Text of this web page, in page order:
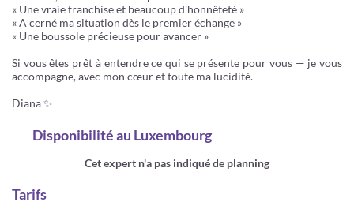
« Une vraie franchise et beaucoup d'honnêteté »
« A cerné ma situation dès le premier échange »
« Une boussole précieuse pour avancer »
Si vous êtes prêt à entendre ce qui se présente pour vous — je vous
accompagne, avec mon cœur et toute ma lucidité.
Diana ✨
Disponibilitéau Luxembourg
Cet expert n'a pas indiqué de planning
Tarifs